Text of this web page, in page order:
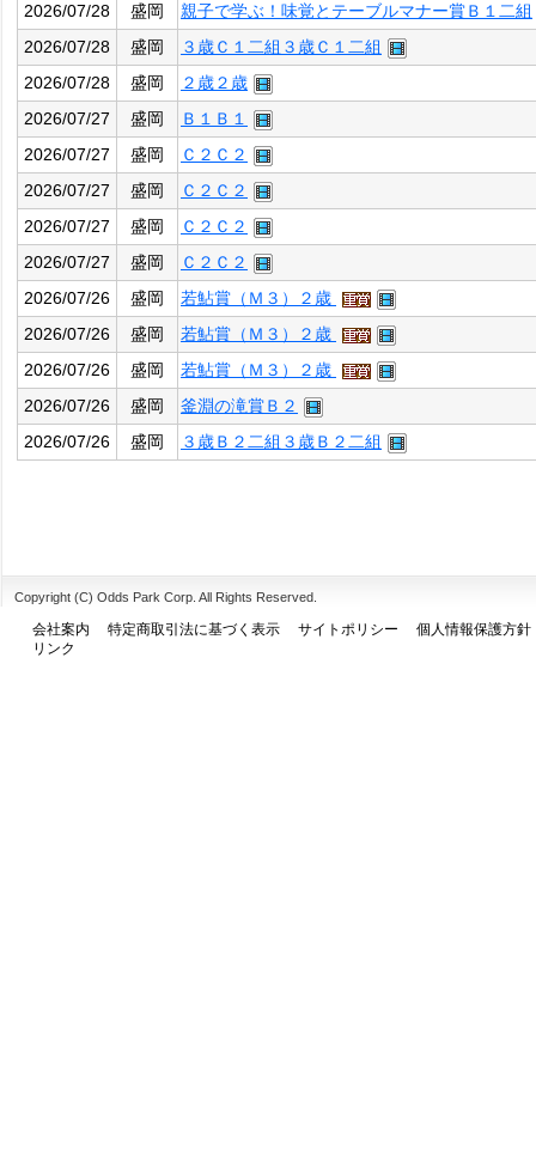
2026/07/28
盛岡
親子で学ぶ！味覚とテーブルマナー賞Ｂ１二組
2026/07/28
盛岡
３歳Ｃ１二組３歳Ｃ１二組
2026/07/28
盛岡
２歳２歳
2026/07/27
盛岡
Ｂ１Ｂ１
2026/07/27
盛岡
Ｃ２Ｃ２
2026/07/27
盛岡
Ｃ２Ｃ２
2026/07/27
盛岡
Ｃ２Ｃ２
2026/07/27
盛岡
Ｃ２Ｃ２
2026/07/26
盛岡
若鮎賞（Ｍ３）２歳
2026/07/26
盛岡
若鮎賞（Ｍ３）２歳
2026/07/26
盛岡
若鮎賞（Ｍ３）２歳
2026/07/26
盛岡
釜淵の滝賞Ｂ２
2026/07/26
盛岡 ３歳Ｂ２二組３歳Ｂ２二組
Copyright (C) Odds Park Corp. All Rights Reserved.
会社案内 特定商取引法に基づく表示 サイトポリシー
個人情報保護方針
リンク